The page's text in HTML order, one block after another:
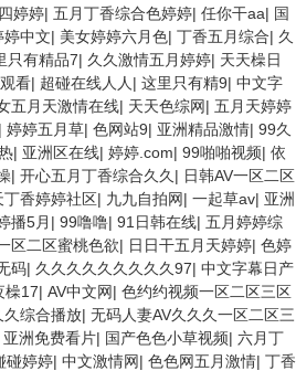
婷婷| 五月丁香综合色婷婷| 任你干aa| 国
婷中文| 美女婷婷六月色| 丁香五月综合| 久
只有精品7| 久久激情五月婷婷| 天天橾日
看| 超碰在线人人 | 这里只有精9| 中文字
五月天激情在线| 天天色综网| 五月天婷婷
| 婷婷五月草| 色网站9| 亚洲精品激情| 99久
| 亚洲区在线| 婷婷.com| 99啪啪视频| 依
| 开心五月丁香综合久久 | 日韩AV一区二区
丁香婷婷社区| 九九自拍网| 一起草av| 亚洲
播5月 | 99噜噜| 91日韩在线| 五月婷婷综
区二区蜜桃色欲| 日日干五月天婷婷| 色婷
码| 久久久久久久久久久97| 中文字幕日产
橾17| AV中文网| 色约约视频一区二区三区
久综合播放| 无码人妻AV久久久一区二区三
亚洲免费看片| 国产色色小草视频| 六月丁
碰婷婷| 中文激情网| 色色网五月激情| 丁香